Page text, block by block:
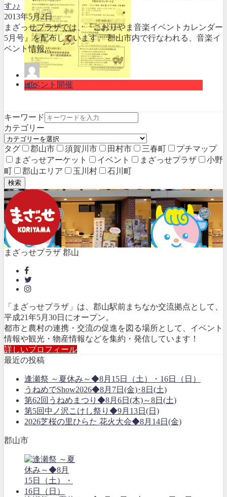
イベント開催
す♪♪
2013年5月2日
まざっせプラザでは、『こおりやま音楽イベントカレンダー
5月号』を配布しています。 郡山市内で行なわれる、音楽イ
ベント情報...
info
キーワード
カテゴリー
タグ 郡山市 須賀川市 田村市 三春町
プチマップ
まざっせアーケット
イベント まざっせプラザ
小野
町
郡山エリア 玉川村 石川町
検索
まざっせプラザ 郡山
「まざっせプラザ」は、郡山駅前まちなか交流拠点として、
平成21年5月30日にオープン。
都市と農村の連携・交流の促進を図る場所として、イベント
情報や観光・物産情報などを集約・発信しています！
詳しいプロフィール
最近の投稿
逢瀬祭 ～夏休み～◆8月15日（土）・16日（日）
うねめでShow2026◆8月7日(金)･8日(土)
第62回うねめまつり◆8月6日(木)～8日(土)
第5回中ノ沢こけし祭り◆9月13日(日)
2026芝桜の里ひらた 花火大会◆8月14日(金)
郡山市